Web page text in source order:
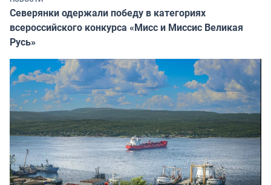
Северянки одержали победу в категориях
всероссийского конкурса «Мисс и Миссис Великая
Русь»